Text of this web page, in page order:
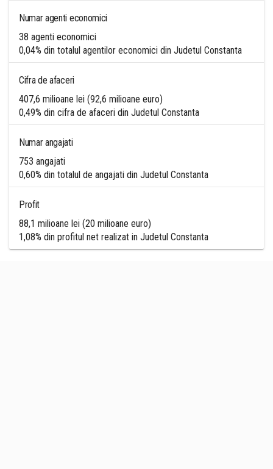
Numar agenti economici
38 agenti economici
0,04% din totalul agentilor economici din Judetul Constanta
Cifra de afaceri
407,6 milioane lei (92,6 milioane euro)
0,49% din cifra de afaceri din Judetul Constanta
Numar angajati
753 angajati
0,60% din totalul de angajati din Judetul Constanta
Profit
88,1 milioane lei (20 milioane euro)
1,08% din profitul net realizat in Judetul Constanta